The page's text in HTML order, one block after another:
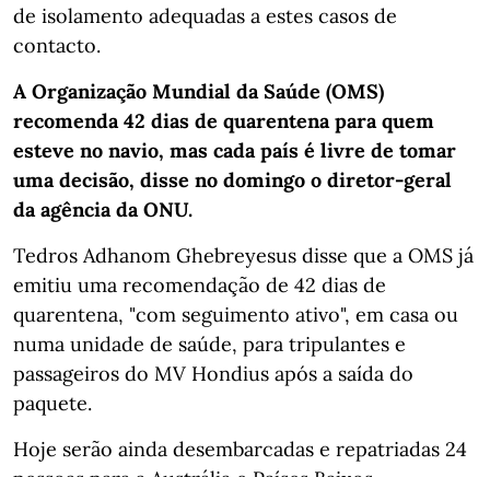
de isolamento adequadas a estes casos de
contacto.
A Organização Mundial da Saúde (OMS)
recomenda 42 dias de quarentena para quem
esteve no navio, mas cada país é livre de tomar
uma decisão, disse no domingo o diretor-geral
da agência da ONU.
Tedros Adhanom Ghebreyesus disse que a OMS já
emitiu uma recomendação de 42 dias de
quarentena, "com seguimento ativo", em casa ou
numa unidade de saúde, para tripulantes e
passageiros do MV Hondius após a saída do
paquete.
Hoje serão ainda desembarcadas e repatriadas 24